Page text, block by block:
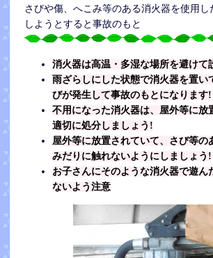
さびや傷、へこみ等のある消火器を使用
しようとすると事故のもと
消火器は高温・多湿な場所を避けて
雨ざらしにした状態で消火器を置い
びが発生して事故のもとになります!
不用になった消火器は、屋外等に放
適切に処分しましょう!
屋外等に放置されていて、さび等の
みだりに触れないようにしましょう!
お子さんにそのような消火器で遊ん
ないよう注意